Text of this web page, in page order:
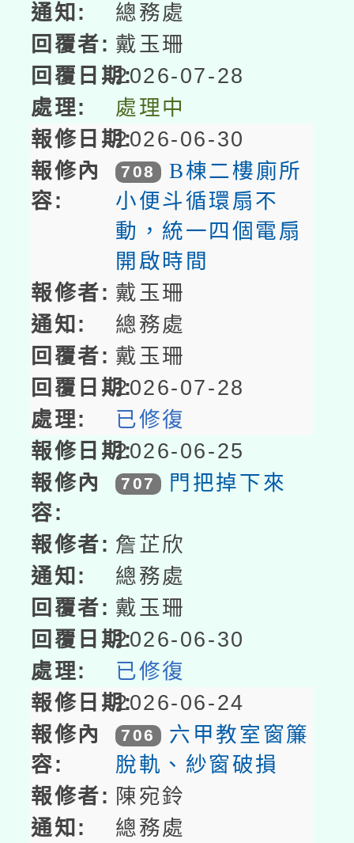
總務處
戴玉珊
2026-07-28
處理中
2026-06-30
708
B棟二樓廁所
小便斗循環扇不
動，統一四個電扇
開啟時間
戴玉珊
總務處
戴玉珊
2026-07-28
已修復
2026-06-25
707 門把掉下來
詹芷欣
總務處
戴玉珊
2026-06-30
已修復
2026-06-24
706
六甲教室窗簾
脫軌、紗窗破損
陳宛鈴
總務處